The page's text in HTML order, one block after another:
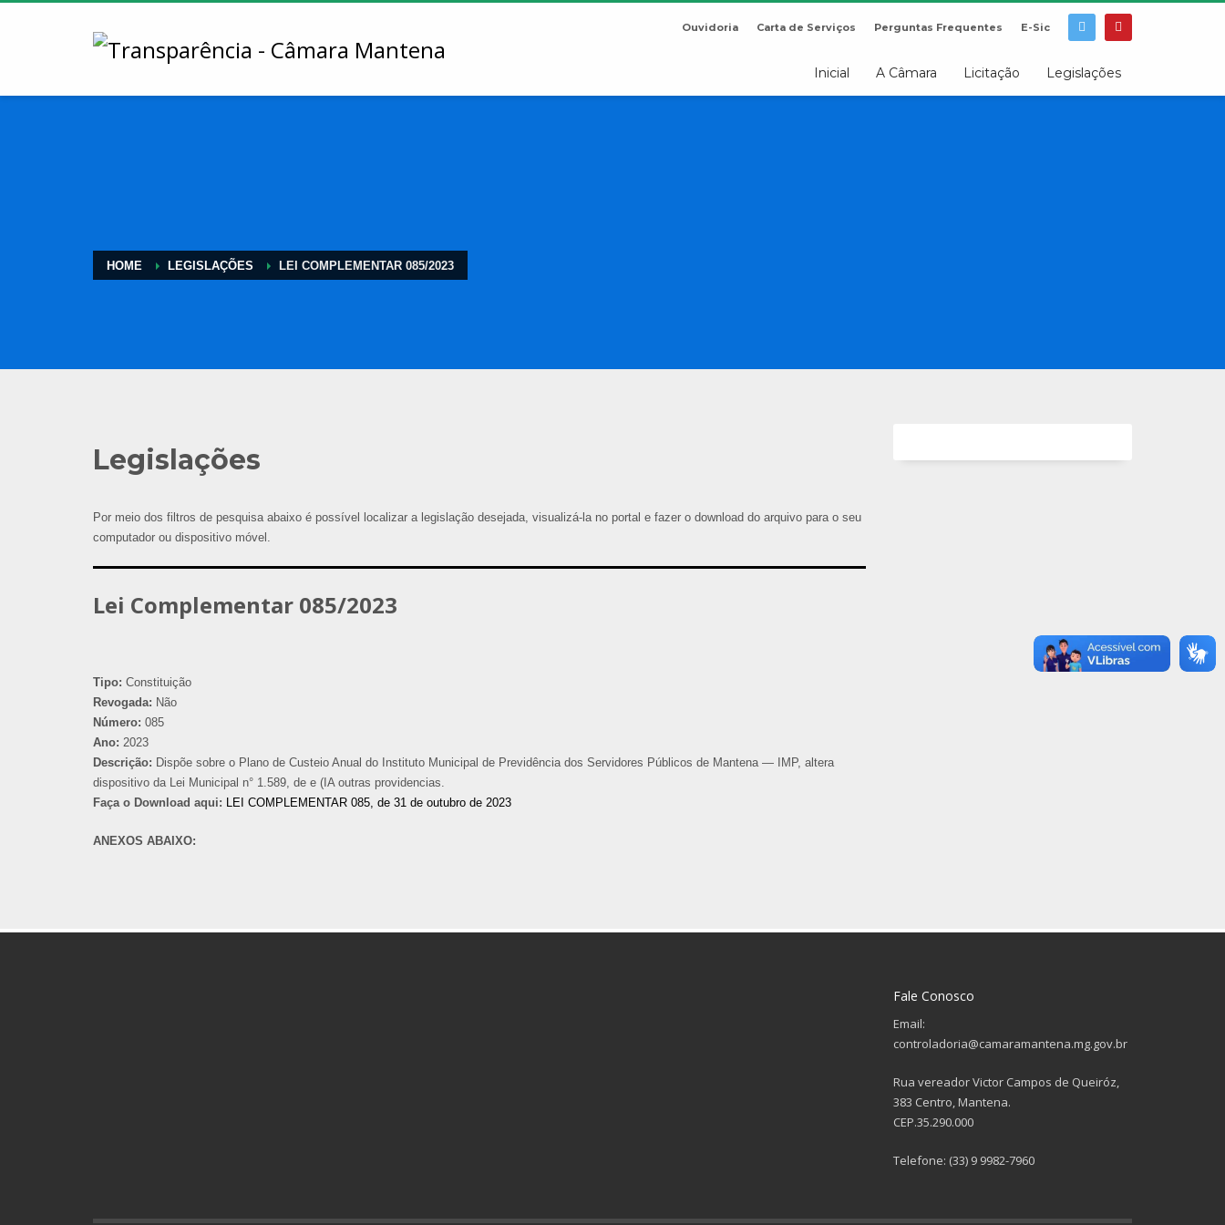
Ouvidoria Carta de Serviços Perguntas Frequentes E-Sic
Inicial A Câmara Licitação Legislações
HOME LEGISLAÇÕES LEI COMPLEMENTAR 085/2023
Legislações
Por meio dos filtros de pesquisa abaixo é possível localizar a legislação desejada, visualizá-la no portal e fazer o download do arquivo para o seu
computador ou dispositivo móvel.
Lei Complementar 085/2023
Tipo: Constituição
Revogada: Não
Número: 085
Ano: 2023
Descrição: Dispõe sobre o Plano de Custeio Anual do Instituto Municipal de Previdência dos Servidores Públicos de Mantena — IMP, altera
dispositivo da Lei Municipal n° 1.589, de e (IA outras providencias.
Faça o Download aqui: LEI COMPLEMENTAR 085, de 31 de outubro de 2023
ANEXOS ABAIXO:
Fale Conosco
Email:
controladoria@camaramantena.mg.gov.br
Rua vereador Victor Campos de Queiróz,
383 Centro, Mantena.
CEP.35.290.000
Telefone: (33) 9 9982-7960